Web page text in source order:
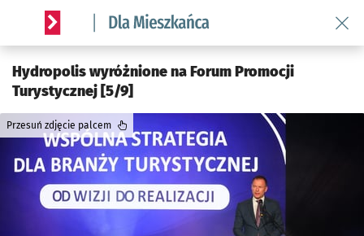
Serwis informacyjny wroclaw.pl podserwis: Dla mieszkańca
Hydropolis wyróżnione na Forum Promocji
Turystycznej [5/9]
Przesuń zdjęcie palcem